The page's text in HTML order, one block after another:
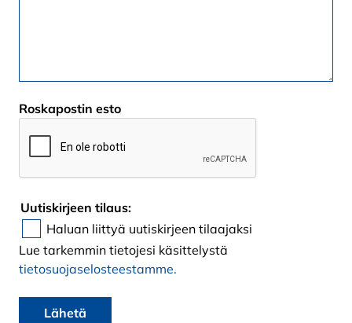
Roskapostin esto
Uutiskirjeen tilaus:
Haluan liittyä uutiskirjeen tilaajaksi
Lue tarkemmin tietojesi käsittelystä
tietosuojaselosteestamme.